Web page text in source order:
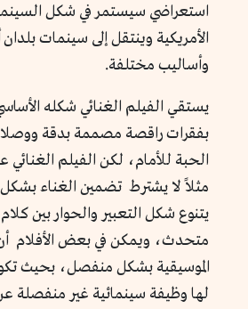
استعراضي سيستمر في شكل السينما
الأمريكية وينتقل إلى سينمات
وأساليب مختلفة.
يستقي الفيلم الغنائي شكله
بفقرات راقصة مصممة بدقة
الحبة للأمام، لكن الفيلم الغنائي
مثلاً لا يشترط تضمين الغناء
يتنوع شكل التعبير والحوار بين
متحدث، ويمكن في بعض الأفلام
الموسيقية بشكل منفصل، بحيث
لها وظيفة سينمائية غير منفصلة